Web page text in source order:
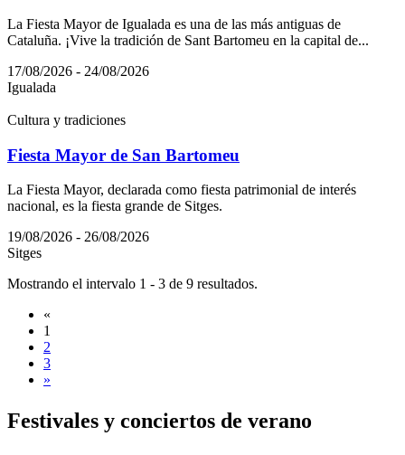
La Fiesta Mayor de Igualada es una de las más antiguas de
Cataluña. ¡Vive la tradición de Sant Bartomeu en la capital de...
17/08/2026 - 24/08/2026
Igualada
Cultura y tradiciones
Fiesta Mayor de San Bartomeu
La Fiesta Mayor, declarada como fiesta patrimonial de interés
nacional, es la fiesta grande de Sitges.
19/08/2026 - 26/08/2026
Sitges
Mostrando el intervalo 1 - 3 de 9 resultados.
«
1
2
3
»
Festivales y conciertos de verano